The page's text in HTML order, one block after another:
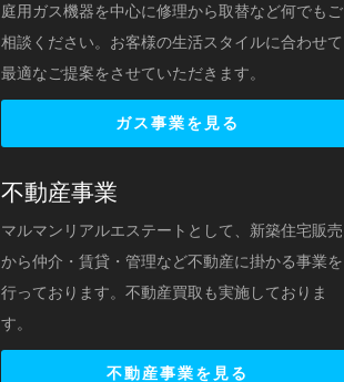
庭用ガス機器を中心に修理から取替など何でもご
相談ください。お客様の生活スタイルに合わせて
最適なご提案をさせていただきます。
ガス事業を見る
不動産事業
マルマンリアルエステートとして、新築住宅販売
から仲介・賃貸・管理など不動産に掛かる事業を
行っております。不動産買取も実施しておりま
す。
不動産事業を見る